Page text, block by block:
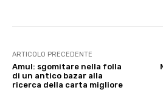
ARTICOLO PRECEDENTE
Amul: sgomitare nella folla
di un antico bazar alla
ricerca della carta migliore